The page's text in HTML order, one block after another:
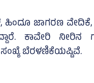
ಹಿಂದೂ ಜಾಗರಣ
ಕಾವೇರಿ ನೀರಿನ
ಬೆರಳಣಿಕೆಯಷ್ಟಿವೆ.